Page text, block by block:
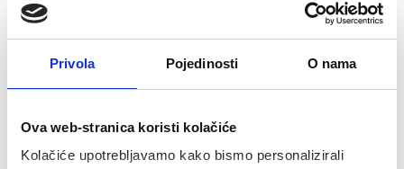
Privola Pojedinosti O nama
Ova web-stranica koristi kolačiće
Kolačiće upotrebljavamo kako bismo personalizirali
IZ NAŠEG BLOGA
Toggle